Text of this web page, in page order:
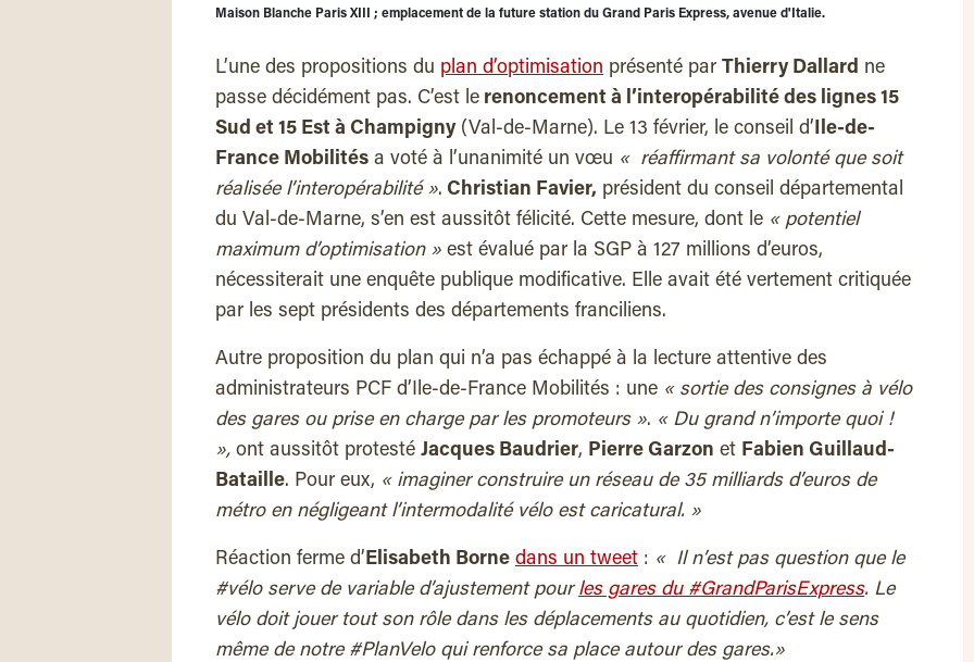
Maison Blanche Paris XIII ; emplacement de la future station du Grand Paris Express, avenue d'Italie.
L’une des propositions du plan d’optimisation présenté par Thierry Dallard ne
passe décidément pas. C’est le renoncement à l’interopérabilité des lignes 15
Sud et 15 Est à Champigny (Val-de-Marne). Le 13 février, le conseil d’Ile-de-
France Mobilités a voté à l’unanimité un vœu « réaffirmant sa volonté que soit
réalisée l’interopérabilité ». Christian Favier, président du conseil départemental
du Val-de-Marne, s’en est aussitôt félicité. Cette mesure, dont le « potentiel
maximum d’optimisation » est évalué par la SGP à 127 millions d’euros,
nécessiterait une enquête publique modificative. Elle avait été vertement critiquée
par les sept présidents des départements franciliens.
Autre proposition du plan qui n’a pas échappé à la lecture attentive des
administrateurs PCF d’Ile-de-France Mobilités : une « sortie des consignes à vélo
des gares ou prise en charge par les promoteurs ». « Du grand n’importe quoi !
», ont aussitôt protesté Jacques Baudrier, Pierre Garzon et Fabien Guillaud-
Bataille. Pour eux, « imaginer construire un réseau de 35 milliards d’euros de
métro en négligeant l’intermodalité vélo est caricatural. »
Réaction ferme d’Elisabeth Borne dans un tweet : « Il n’est pas question que le
#vélo serve de variable d’ajustement pourles gares du #GrandParisExpress. Le
vélo doit jouer tout son rôle dans les déplacements au quotidien, c’est le sens
même de notre #PlanVelo qui renforce sa place autour des gares.»